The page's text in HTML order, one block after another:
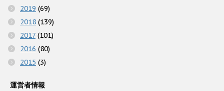
2019 (69)
2018 (139)
2017 (101)
2016 (80)
2015 (3)
運営者情報